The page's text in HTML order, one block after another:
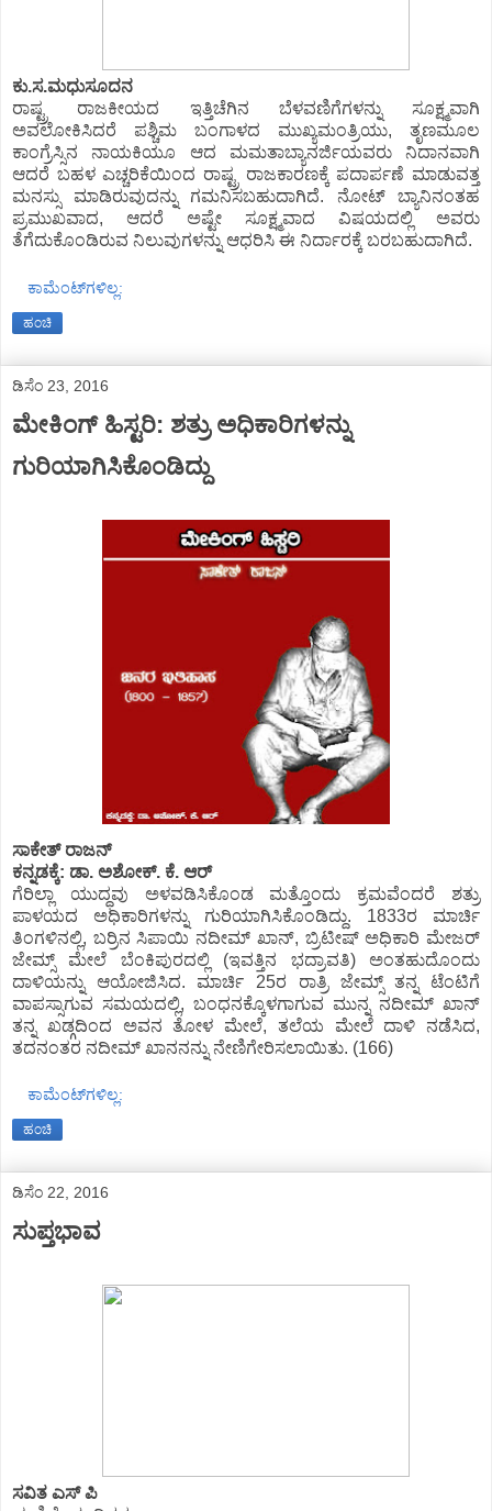
ಕು.ಸ.ಮಧುಸೂದನ
ರಾಷ್ಟ್ರ ರಾಜಕೀಯದ ಇತ್ತಿಚೆಗಿನ ಬೆಳವಣಿಗೆಗಳನ್ನು ಸೂಕ್ಷ್ಮವಾಗಿ
ಅವಲೋಕಿಸಿದರೆ ಪಶ್ಚಿಮ ಬಂಗಾಳದ ಮುಖ್ಯಮಂತ್ರಿಯು, ತೃಣಮೂಲ
ಕಾಂಗ್ರೆಸ್ಸಿನ ನಾಯಕಿಯೂ ಆದ ಮಮತಾಬ್ಯಾನರ್ಜಿಯವರು ನಿದಾನವಾಗಿ
ಆದರೆ ಬಹಳ ಎಚ್ಚರಿಕೆಯಿಂದ ರಾಷ್ಟ್ರ ರಾಜಕಾರಣಕ್ಕೆ ಪದಾರ್ಪಣೆ ಮಾಡುವತ್ತ
ಮನಸ್ಸು ಮಾಡಿರುವುದನ್ನು ಗಮನಿಸಬಹುದಾಗಿದೆ. ನೋಟ್ ಬ್ಯಾನಿನಂತಹ
ಪ್ರಮುಖವಾದ, ಆದರೆ ಅಷ್ಟೇ ಸೂಕ್ಷ್ಮವಾದ ವಿಷಯದಲ್ಲಿ ಅವರು
ತೆಗೆದುಕೊಂಡಿರುವ ನಿಲುವುಗಳನ್ನು ಆಧರಿಸಿ ಈ ನಿರ್ದಾರಕ್ಕೆ ಬರಬಹುದಾಗಿದೆ.
ಕಾಮೆಂಟ್‌ಗಳಿಲ್ಲ:
ಹಂಚಿ
ಡಿಸೆಂ 23, 2016
ಮೇಕಿಂಗ್ ಹಿಸ್ಟರಿ: ಶತ್ರು ಅಧಿಕಾರಿಗಳನ್ನು
ಗುರಿಯಾಗಿಸಿಕೊಂಡಿದ್ದು
ಸಾಕೇತ್ ರಾಜನ್
ಕನ್ನಡಕ್ಕೆ: ಡಾ. ಅಶೋಕ್. ಕೆ. ಆರ್
ಗೆರಿಲ್ಲಾ ಯುದ್ಧವು ಅಳವಡಿಸಿಕೊಂಡ ಮತ್ತೊಂದು ಕ್ರಮವೆಂದರೆ ಶತ್ರು
ಪಾಳಯದ ಅಧಿಕಾರಿಗಳನ್ನು ಗುರಿಯಾಗಿಸಿಕೊಂಡಿದ್ದು. 1833ರ ಮಾರ್ಚಿ
ತಿಂಗಳಿನಲ್ಲಿ, ಬರ್ರಿನ ಸಿಪಾಯಿ ನದೀಮ್ ಖಾನ್, ಬ್ರಿಟೀಷ್ ಅಧಿಕಾರಿ ಮೇಜರ್
ಜೇಮ್ಸ್ ಮೇಲೆ ಬೆಂಕಿಪುರದಲ್ಲಿ (ಇವತ್ತಿನ ಭದ್ರಾವತಿ) ಅಂತಹುದೊಂದು
ದಾಳಿಯನ್ನು ಆಯೋಜಿಸಿದ. ಮಾರ್ಚಿ 25ರ ರಾತ್ರಿ ಜೇಮ್ಸ್ ತನ್ನ ಟೆಂಟಿಗೆ
ವಾಪಸ್ಸಾಗುವ ಸಮಯದಲ್ಲಿ, ಬಂಧನಕ್ಕೊಳಗಾಗುವ ಮುನ್ನ ನದೀಮ್ ಖಾನ್
ತನ್ನ ಖಡ್ಗದಿಂದ ಅವನ ತೋಳ ಮೇಲೆ, ತಲೆಯ ಮೇಲೆ ದಾಳಿ ನಡೆಸಿದ,
ತದನಂತರ ನದೀಮ್ ಖಾನನನ್ನು ನೇಣಿಗೇರಿಸಲಾಯಿತು. (166)
ಕಾಮೆಂಟ್‌ಗಳಿಲ್ಲ:
ಹಂಚಿ
ಡಿಸೆಂ 22, 2016
ಸುಪ್ತಭಾವ
ಸವಿತ ಎಸ್ ಪಿ